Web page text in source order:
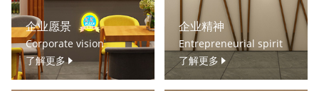
企业愿景
Corporate vision
了解更多
企业精神
Entrepreneurial spirit
了解更多